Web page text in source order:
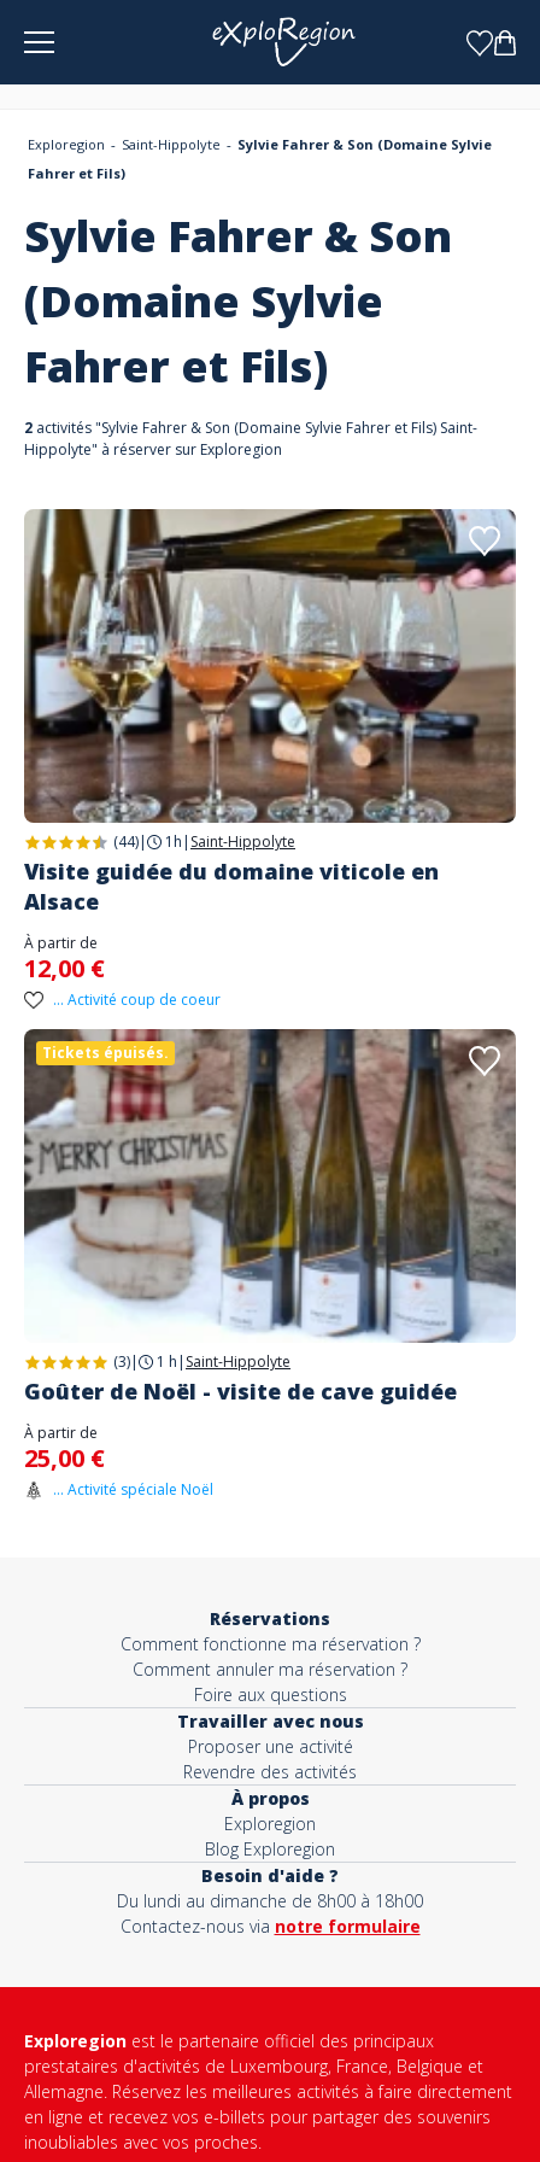
Panneau de gestion des cookies
Exploregion Saint-Hippolyte
Sylvie Fahrer & Son (Domaine Sylvie
Fahrer et Fils)
Sylvie Fahrer & Son
(Domaine Sylvie
Fahrer et Fils)
2 activités "Sylvie Fahrer & Son (Domaine Sylvie Fahrer et Fils) Saint-
Hippolyte" à réserver sur Exploregion
(44)| 1h | Saint-Hippolyte
Visite guidée du domaine viticole en
Alsace
À partir de
12,00 €
... Activité coup de coeur
Tickets épuisés.
(3)| 1 h | Saint-Hippolyte
Goûter de Noël - visite de cave guidée
À partir de
25,00 €
... Activité spéciale Noël
Réservations
Comment fonctionne ma réservation ?
Comment annuler ma réservation ?
Foire aux questions
Travailler avec nous
Proposer une activité
Revendre des activités
À propos
Exploregion
Blog Exploregion
Besoin d'aide ?
Du lundi au dimanche de 8h00 à 18h00
Contactez-nous via notre formulaire
Exploregion est le partenaire officiel des principaux
prestataires d'activités de Luxembourg, France, Belgique et
Allemagne. Réservez les meilleures activités à faire directement
en ligne et recevez vos e-billets pour partager des souvenirs
inoubliables avec vos proches.